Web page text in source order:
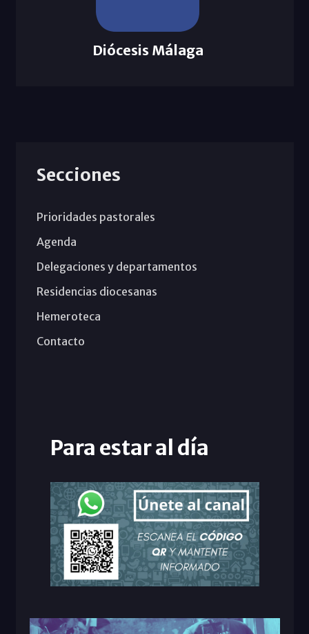
Diócesis Málaga
Secciones
Prioridades pastorales
Agenda
Delegaciones y departamentos
Residencias diocesanas
Hemeroteca
Contacto
Para estar al día